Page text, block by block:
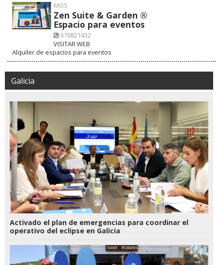
MOS
Zen Suite & Garden ®
Espacio para eventos
679821432
VISITAR WEB
Alquiler de espacios para eventos
Galicia
Activado el plan de emergencias para coordinar el
operativo del eclipse en Galicia